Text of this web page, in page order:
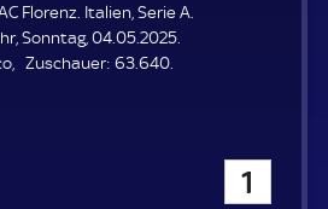
E
L
E
N
Florenz. Italien, Serie A.
Sonntag, 04.05.2025.
Zuschauer: Z
63.640.
1